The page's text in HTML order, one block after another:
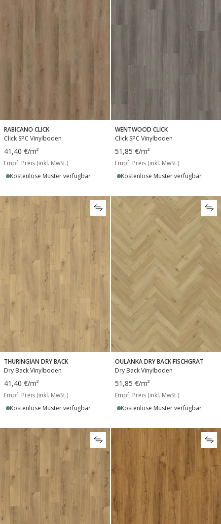
RABICANO CLICK
Click SPC Vinylboden
41,40 €/m²
Empf. Preis (inkl. MwSt.)
Kostenlose Muster verfügbar
WENTWOOD CLICK
Click SPC Vinylboden
51,85 €/m²
Empf. Preis (inkl. MwSt.)
Kostenlose Muster verfügbar
THURINGIAN DRY BACK
Dry Back Vinylboden
41,40 €/m²
Empf. Preis (inkl. MwSt.)
Kostenlose Muster verfügbar
OULANKA DRY BACK FISCHGRAT
Dry Back Vinylboden
51,85 €/m²
Empf. Preis (inkl. MwSt.)
Kostenlose Muster verfügbar